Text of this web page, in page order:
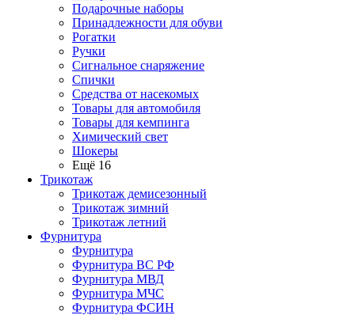
Подарочные наборы
Принадлежности для обуви
Рогатки
Ручки
Сигнальное снаряжение
Спички
Средства от насекомых
Товары для автомобиля
Товары для кемпинга
Химический свет
Шокеры
Ещё 16
Трикотаж
Трикотаж демисезонный
Трикотаж зимний
Трикотаж летний
Фурнитура
Фурнитура
Фурнитура ВС РФ
Фурнитура МВД
Фурнитура МЧС
Фурнитура ФСИН